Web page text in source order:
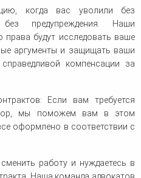
когда вас уволили без
предупреждения. Наши
права будут исследовать ваше
аргументы и защищать ваши
компенсации за
Если вам требуется
мы поможем вам в этом
оформлено в соответствии с
работу и нуждаетесь в